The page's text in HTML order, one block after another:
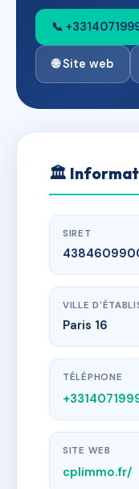
📞
🌐 Site web
🏛
SIRET
VILLE
Paris 16
TÉLÉPHONE
SITE WEB
cplimmo.fr/